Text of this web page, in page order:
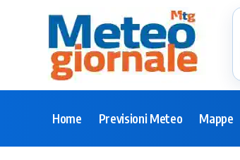
Home Previsioni Meteo Mappe